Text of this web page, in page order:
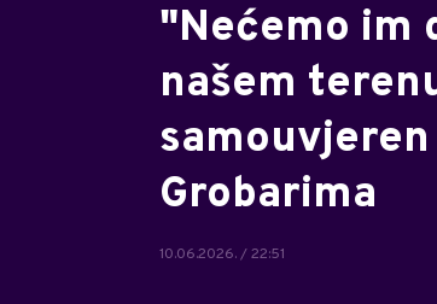
"Nećemo im
našem
Grobarima
10.06.2026. / 22:51